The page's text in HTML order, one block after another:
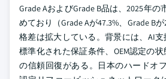
Grade AおよびGrade B品は、2025年の
めており（Grade Aが47.3%、Grade B
格差は拡大している。背景には、AI支
標準化された保証条件、OEM認定の
の信頼回復がある。日本のハードオ